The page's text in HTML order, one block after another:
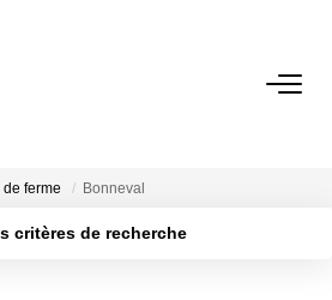
LOCATION
ferme Bonneval
critères de recherche